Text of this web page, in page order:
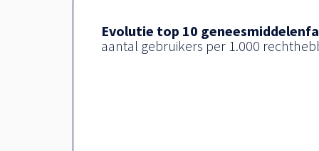
Evolutie top 10
aantal gebruikers per 1.000